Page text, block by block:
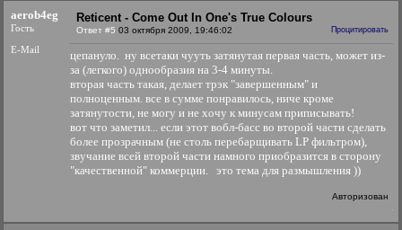
aerob4eg
Гость
E-Mail
Reticent - Come Out In One's True Colours
Ответ #5 03 октября 2009, 19:46:02 Процитировать
цепануло. ну всетаки чууть затянутая первая часть, может из-
за (легкого) однообразия на 3-4 минуты.
вторая часть такая, делает трэк "завершенным" и
полноценным. все в сумме понравилось, ниче кроме
затянутости, не могу и не хочу к минусам приписывать!
вот что заметил... если этот вобл-басс во второй части сделать
более прозрачным (не столь перебарщивать LP фильтром),
звучание всей второй части намного приобразится в сторону
"качественной" коммерции.
это тема для размышления ))
Авторизован